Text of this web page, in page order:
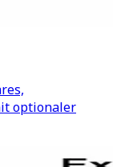
optionaler